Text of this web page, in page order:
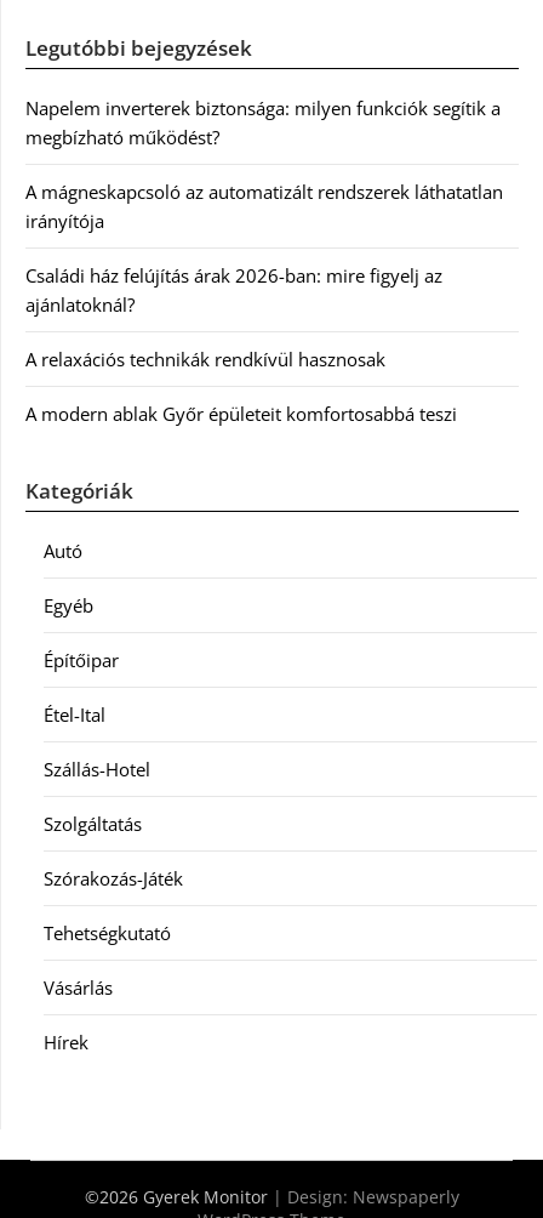
Legutóbbi bejegyzések
Napelem inverterek biztonsága: milyen funkciók segítik a
megbízható működést?
A mágneskapcsoló az automatizált rendszerek láthatatlan
irányítója
Családi ház felújítás árak 2026-ban: mire figyelj az
ajánlatoknál?
A relaxációs technikák rendkívül hasznosak
A modern ablak Győr épületeit komfortosabbá teszi
Kategóriák
Autó
Egyéb
Építőipar
Étel-Ital
Szállás-Hotel
Szolgáltatás
Szórakozás-Játék
Tehetségkutató
Vásárlás
Hírek
©2026 Gyerek Monitor | Design: Newspaperly